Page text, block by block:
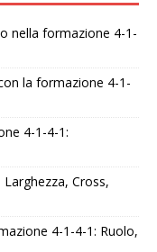
nella formazione 4-1-
la formazione 4-1-
4-1-4-1:
Cross,
4-1-4-1: Ruolo,